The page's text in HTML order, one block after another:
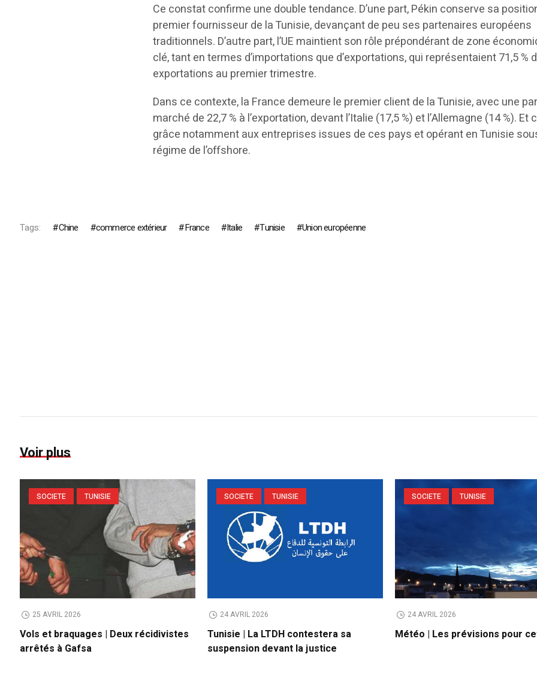
Ce constat confirme une double tendance. D’une part, Pékin conserve sa
premier fournisseur de la Tunisie, devançant de peu ses partenaires européens
traditionnels. D’autre part, l’UE maintient son rôle prépondérant de zone
clé, tant en termes d’importations que d’exportations, qui représentaient 71,5 %
exportations au premier trimestre.
Dans ce contexte, la France demeure le premier client de la Tunisie, avec une
marché de 22,7 % à l’exportation, devant l’Italie (17,5 %) et l’Allemagne (14 %). Et
grâce notamment aux entreprises issues de ces pays et opérant en Tunisie
régime de l’offshore.
Tags: Chine commerce extérieur France Italie Tunisie Union européenne
Voir plus
SOCIETE TUNISIE
25 AVRIL 2026
Vols et braquages | Deux récidivistes
arrêtés à Gafsa
SOCIETE TUNISIE
24 AVRIL 2026
Tunisie | La LTDH contestera sa
suspension devant la justice
SOCIETE TUNISIE
24 AVRIL 2026
Météo | Les prévisions pour